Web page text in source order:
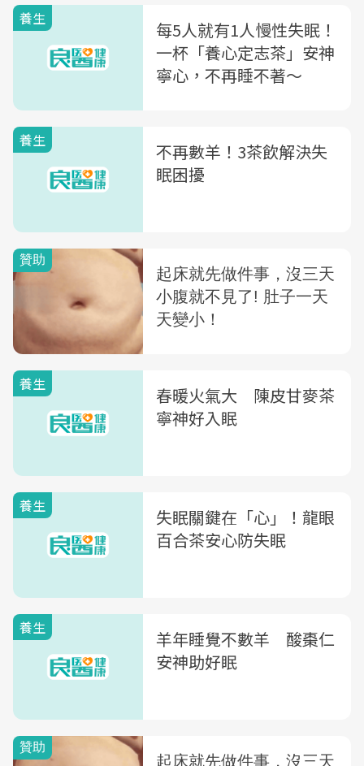
養生
每5人就有1人慢性失眠！
一杯「養心定志茶」安神
寧心，不再睡不著～
養生
不再數羊！3茶飲解決失
眠困擾
養生
春暖火氣大 陳皮甘麥茶
寧神好入眠
養生
失眠關鍵在「心」！龍眼
百合茶安心防失眠
養生
羊年睡覺不數羊 酸棗仁
安神助好眠